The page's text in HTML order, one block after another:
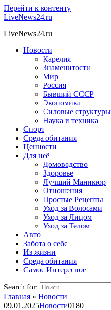
Перейти к контенту
LiveNews24.ru
LiveNews24.ru
Новости
Карелия
Знаменитости
Мир
Россия
Бывший СССР
Экономика
Силовые структуры
Наука и техника
Спорт
Среда обитания
Ценности
Для неё
Домоводство
Здоровье
Лучший Маникюр
Отношения
Простые Рецепты
Уход за Волосами
Уход за Лицом
Уход за Телом
Авто
Забота о себе
Из жизни
Среда обитания
Самое Интересное
Search for:
Главная » Новости
09.01.2025Новости0180